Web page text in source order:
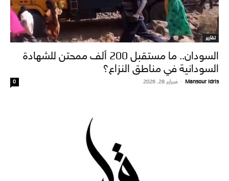
تقارير
السودان.. ما مستقبل 200 ألف ممحتن للشهادة
السودانية في مناطق النزاع؟
Mansour Idris
- فبراير 28, 2026 0